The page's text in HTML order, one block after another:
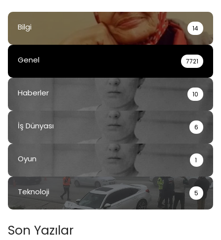
Bilgi 14
Genel 7721
Haberler 10
İş Dünyası 6
Oyun 1
Teknoloji 5
Son Yazılar